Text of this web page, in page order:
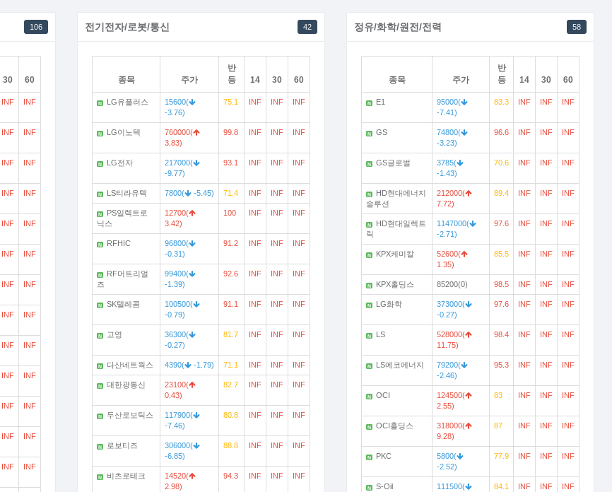
106
30 60
INF INF
INF INF
INF INF
INF INF
INF INF
INF INF
INF INF
INF INF
INF INF
INF INF
INF INF
INF INF
INF INF
전기전자/로봇/통신 42
종목 주가
반
등
14 30 60
N LG유플러스
15600(
-3.76)
75.1 INF INF INF
N LG이노텍
760000(
3.83)
99.8 INF INF INF
N LG전자
217000(
-9.77)
93.1 INF INF INF
N LS티라유텍 7800( -5.45) 71.4 INF INF INF
N
PS일렉트로
닉스
12700(
3.42)
100 INF INF INF
N RFHIC
96800(
-0.31)
91.2 INF INF INF
N
RF머트리얼
즈
99400(
-1.39)
92.6 INF INF INF
N SK텔레콤
100500(
-0.79)
91.1 INF INF INF
N 고영
36300(
-0.27)
81.7 INF INF INF
N 다산네트웍스 4390( -1.79) 71.1 INF INF INF
N 대한광통신
23100(
0.43)
82.7 INF INF INF
N 두산로보틱스
117900(
-7.46)
80.8 INF INF INF
N 로보티즈
306000(
-6.85)
88.8 INF INF INF
N 비츠로테크
14520(
2.98)
94.3 INF INF INF
정유/화학/원전/전력 58
종목 주가
반
등
14 30 60
N E1
95000(
-7.41)
83.3 INF INF INF
N GS
74800(
-3.23)
96.6 INF INF INF
N GS글로벌
3785(
-1.43)
70.6 INF INF INF
N
HD현대에너지
솔루션
212000(
7.72)
89.4 INF INF INF
N
HD현대일렉트
릭
1147000(
-2.71)
97.6 INF INF INF
N KPX케미칼
52600(
1.35)
85.5 INF INF INF
N KPX홀딩스 85200(0) 98.5 INF INF INF
N LG화학
373000(
-0.27)
97.6 INF INF INF
N LS
528000(
11.75)
98.4 INF INF INF
N LS에코에너지
79200(
-2.46)
95.3 INF INF INF
N OCI
124500(
2.55)
83 INF INF INF
N OCI홀딩스
318000(
9.28)
87 INF INF INF
N PKC
5800(
-2.52)
77.9 INF INF INF
N S-Oil
111500(
84.1 INF INF INF